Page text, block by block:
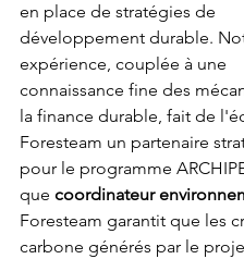
en place de stratégies de
développement durable.
expérience, couplée à une
connaissance fine des
la finance durable, fait de
Foresteam un partenaire
pour le programme
que coordinateur
Foresteam garantit que les
carbone générés par le